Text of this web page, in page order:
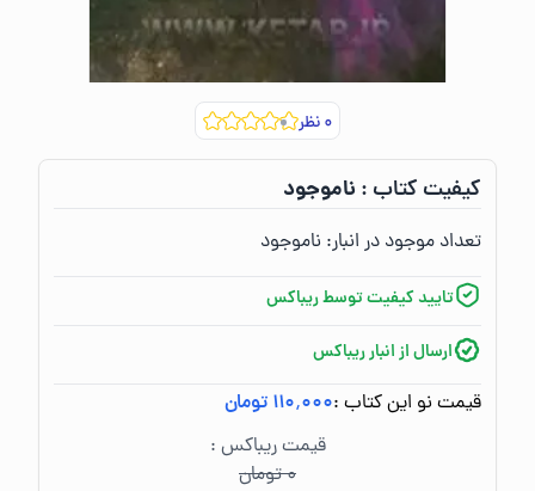
۰نظر
کیفیت کتاب :‌ ناموجود
تعداد موجود در انبار:‌ ناموجود
تایید کیفیت توسط ریباکس
ارسال از انبار ریباکس
قیمت نو این کتاب :۱۱۰٬۰۰۰ تومان
قیمت ریباکس :
۰ تومان